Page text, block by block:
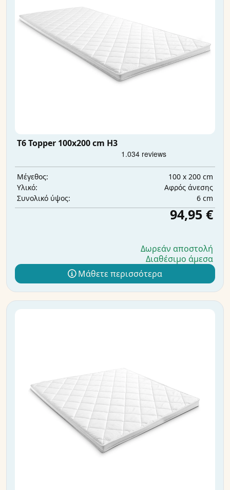
T6 Topper 100x200 cm H3
Μέγεθος:
100 x 200 cm
Υλικό:
Αφρός άνεσης
Συνολικό ύψος:
6 cm
94,95 €
Δωρεάν αποστολή
Διαθέσιμο άμεσα
Μάθετε περισσότερα